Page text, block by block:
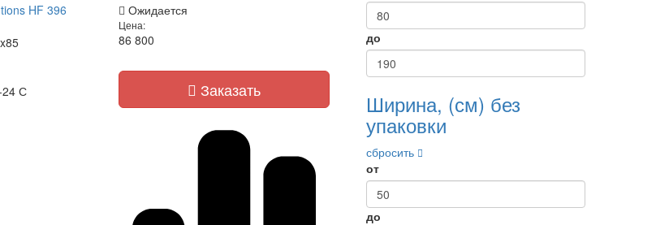
HF 396
24 С
Ожидается
Цена:
86 800
Заказать
до
Ширина, (см) без
упаковки
сбросить
от
до